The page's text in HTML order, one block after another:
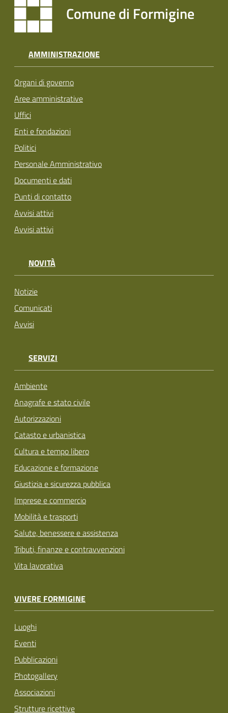
Comune di Formigine
AMMINISTRAZIONE
Organi di governo
Aree amministrative
Uffici
Enti e fondazioni
Politici
Personale Amministrativo
Documenti e dati
Punti di contatto
Avvisi attivi
Avvisi attivi
NOVITÀ
Notizie
Comunicati
Avvisi
SERVIZI
Ambiente
Anagrafe e stato civile
Autorizzazioni
Catasto e urbanistica
Cultura e tempo libero
Educazione e formazione
Giustizia e sicurezza pubblica
Imprese e commercio
Mobilità e trasporti
Salute, benessere e assistenza
Tributi, finanze e contravvenzioni
Vita lavorativa
VIVERE FORMIGINE
Luoghi
Eventi
Pubblicazioni
Photogallery
Associazioni
Strutture ricettive